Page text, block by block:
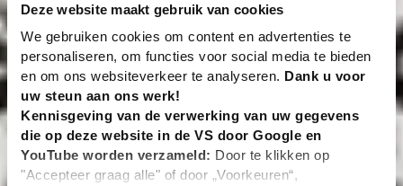
Deze website maakt gebruik van cookies
We gebruiken cookies om content en advertenties te
personaliseren, om functies voor social media te bieden
en om ons websiteverkeer te analyseren. Dank u voor
uw steun aan ons werk!
Kennisgeving van de verwerking van uw gegevens
die op deze website in de VS door Google en
YouTube worden verzameld: Door te klikken op
"Accepteer graag alle" of door „Voorkeuren“,